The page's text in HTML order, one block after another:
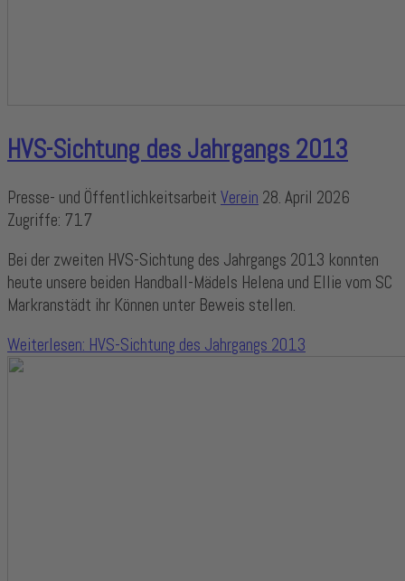
HVS-Sichtung des Jahrgangs 2013
Presse- und Öffentlichkeitsarbeit Verein 28. April 2026
Zugriffe: 717
Bei der zweiten HVS-Sichtung des Jahrgangs 2013 konnten
heute unsere beiden Handball-Mädels Helena und Ellie vom SC
Markranstädt ihr Können unter Beweis stellen.
Weiterlesen: HVS-Sichtung des Jahrgangs 2013